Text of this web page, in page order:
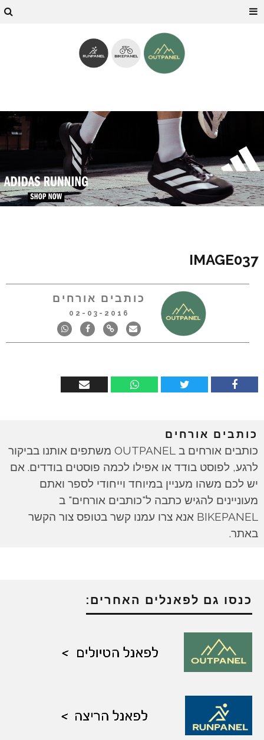
IMAGE037
כותבים אורחים
02-03-2016
כותבים אורחים
כותבים אורחים ב OUTPANEL משתפים אותנו בביקור
לרגע, לפוסט בודד או אפילו לכמה פוסטים בודדים. אם
יש לכם משהו מעניין במיוחד וייחודי לספר ואתם
מעוניינים להגיש כתבה ל"כותבים אורחים" ב
BIKEPANEL אנא צרו עמנו קשר בטופס צור הקשר
באתר.
כנסו גם לפאנלים האחרים: